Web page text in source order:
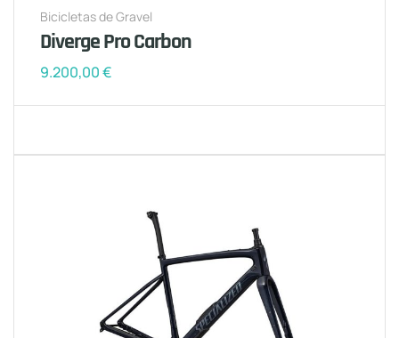
Bicicletas de Gravel
Diverge Pro Carbon
9.200,00€